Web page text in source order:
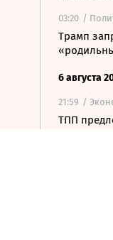
03:20 /
Трамп
6 августа
21:59 /
ТПП